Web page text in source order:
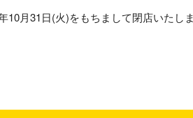
10月31日(火)をもちまして閉店いたしま